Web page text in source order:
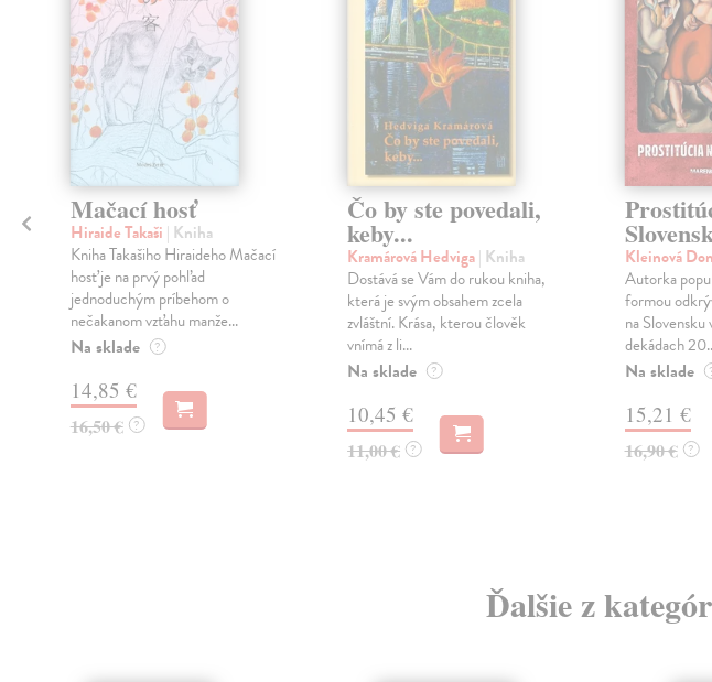
Mačací hosť
Hiraide Takaši | Kniha
Kniha Takašiho Hiraideho Mačací
hosť je na prvý pohľad
jednoduchým príbehom o
nečakanom vzťahu manže...
Na sklade ?
14,85 €
16,50 € ?
Čo by ste povedali,
keby...
Kramárová Hedviga| Kniha
Dostává se Vám do rukou kniha,
která je svým obsahem zcela
zvláštní. Krása, kterou člověk
vnímá z li...
Na sklade ?
10,45 €
11,00 € ?
Kleinová
Autorka
formou
na
dekádach
Na sklade
15,21 €
16,90 € ?
Ďalšie z